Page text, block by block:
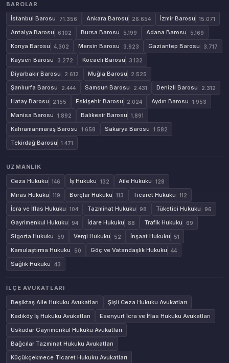
BAROLAR
İstanbul Barosu
71.356 Ankara Barosu 26.654 İzmir Barosu 15.071
Antalya Barosu 6.102 Bursa Barosu 5.199 Adana Barosu 5.169
Konya Barosu 4.302 Mersin Barosu 3.923 Gaziantep Barosu 3.717
Kayseri Barosu 3.272 Kocaeli Barosu 3.132
Diyarbakır Barosu 2.612 Muğla Barosu 2.525
Şanlıurfa Barosu 2.444 Samsun Barosu 2.431 Denizli Barosu 2.312
Hatay Barosu 2.155 Eskişehir Barosu 2.024 Aydın Barosu 1.953
Manisa Barosu 1.892 Balıkesir Barosu 1.891
Kahramanmaraş Barosu 1.658 Sakarya Barosu 1.582
Tekirdağ Barosu 1.471
UZMANLIK
Ceza Hukuku
146 İş Hukuku 132 Aile Hukuku 128
Miras Hukuku 119 Borçlar Hukuku 113 Ticaret Hukuku 112
İcra ve İflas Hukuku 104 Tazminat Hukuku 98 Tüketici Hukuku 96
Gayrimenkul Hukuku 94 İdare Hukuku 88 Trafik Hukuku 69
Sigorta Hukuku 59 Vergi Hukuku 52 İnşaat Hukuku 51
Kamulaştırma Hukuku 50 Göç ve Vatandaşlık Hukuku 44
Sağlık Hukuku 43
İLÇE AVUKATLARI
Beşiktaş Aile Hukuku Avukatları
Şişli Ceza Hukuku Avukatları
Kadıköy İş Hukuku Avukatları
Esenyurt İcra ve İflas Hukuku Avukatları
Üsküdar Gayrimenkul Hukuku Avukatları
Bağcılar Tazminat Hukuku Avukatları
Küçükçekmece Ticaret Hukuku Avukatları